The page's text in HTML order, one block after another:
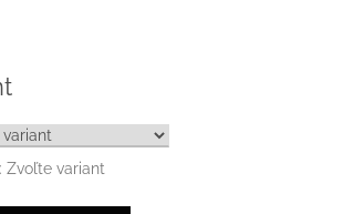
Zvoľte variant